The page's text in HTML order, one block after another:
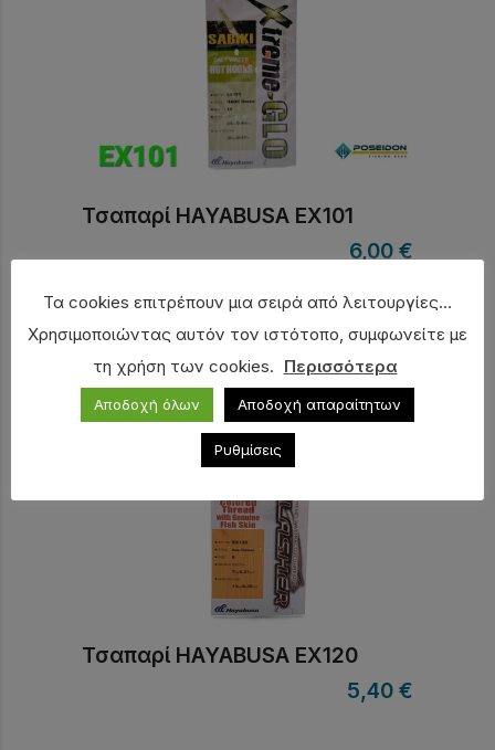
Τσαπαρί HAYABUSA EX101
6,00 €
Τσαπαρί HAYABUSA EX120
5,40 €
Τα cookies επιτρέπουν μια σειρά από λειτουργίες...
Χρησιμοποιώντας αυτόν τον ιστότοπο, συμφωνείτε με
τη χρήση των cookies. Περισσότερα
Αποδοχή όλων Αποδοχή απαραίτητων
Ρυθμίσεις